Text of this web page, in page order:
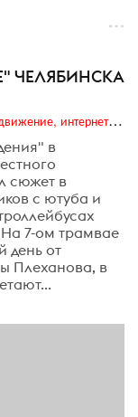
ЧЕЛЯБИНСКА
Digital (web-дизайн, интернет-реклама и продвижение, интернет-сообщества и блоги, интернет-коммуникации, мобильный маркетинг, реклама на цифровых экранах)
в
сюжет в
с ютуба и
На 7-ом трамвае
день от
Плеханова, в